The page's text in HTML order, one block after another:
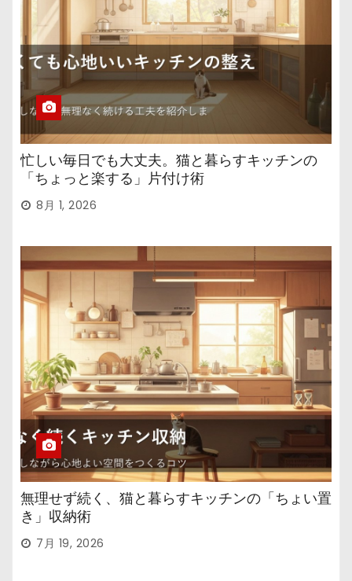
忙しい毎日でも大丈夫。猫と暮らすキッチンの
「ちょっと楽する」片付け術
8月 1, 2026
無理せず続く、猫と暮らすキッチンの「ちょい置
き」収納術
7月 19, 2026